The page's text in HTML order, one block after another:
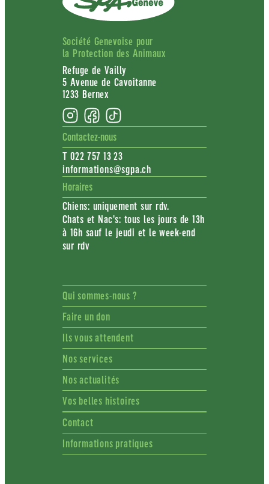
Société Genevoise pour
la Protection des Animaux
Refuge de Vailly
5 Avenue de Cavoitanne
1233 Bernex
Contactez-nous
T 022 757 13 23
informations@sgpa.ch
Horaires
Chiens: uniquement sur rdv.
Chats et Nac's: tous les jours de 13h
à 16h sauf le jeudi et le week-end
sur rdv
Qui sommes-nous ?
Faire un don
Ils vous attendent
Nos services
Nos actualités
Vos belles histoires
Contact
Informations pratiques